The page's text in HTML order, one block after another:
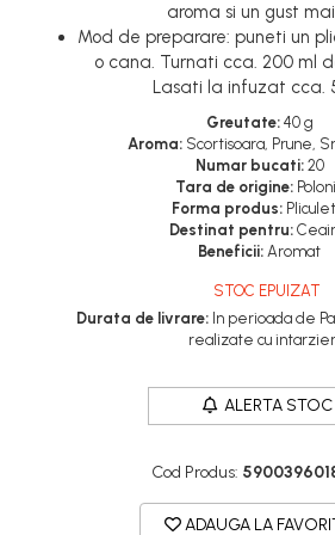
Bureti vase si lavete
Folii si pungi alimentare
Prosoape de hartie si servetele
Maturi, mopuri si galeti
Accesorii maturi, mopuri & galeti
Produse curatare casa si
Servetele umede antibacteriene
Solutie curatat mobila
Solutie curatat podele
Fixativ si spuma de par
Ceara de par si gel
Produse ingrijire barba si mustata
Igiena intima
Geluri si deodorante igiena intima
Tampoane si absorbante
Produse autobronzante
aroma si un gust
Mod de preparare: puneti un
o cana. Turnati cca. 200 ml
Lasati la infuzat cca.
Greutate: 40 g
Aroma: Scortisoara, Prune,
Numar bucati: 20
Tara de origine:
Forma produs:
Destinat pentru:
Beneficii: Aromat
STOC EPUIZAT
Durata de livrare:In perioada de
realizate cu
ALERTA STOC
Cod Produs:
ADAUGA LA